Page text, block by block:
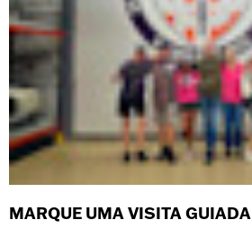
MARQUE UMA VISITA GUIADA